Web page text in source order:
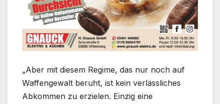
„Aber mit diesem Regime, das nur noch auf
Waffengewalt beruht, ist kein verlässliches
Abkommen zu erzielen. Einzig eine